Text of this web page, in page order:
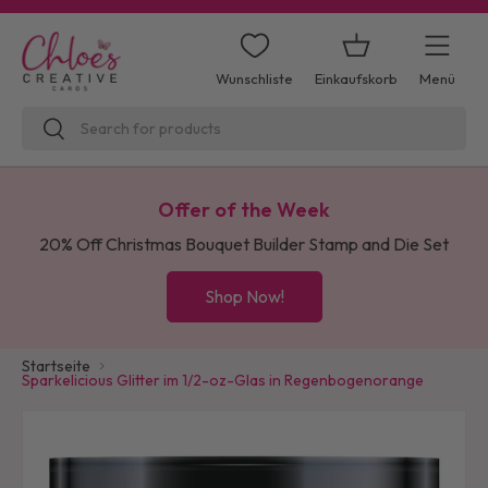
Direkt zum Inhalt
Suchen
Suchen
Wunschliste Einkaufskorb Menü
Offer of the Week
20% Off Christmas Bouquet Builder Stamp and Die Set
Shop Now!
Startseite
Sparkelicious Glitter im 1/2-oz-Glas in Regenbogenorange